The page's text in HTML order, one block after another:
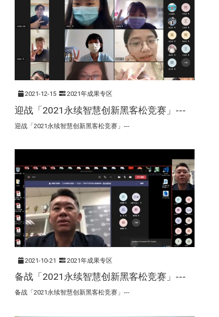
2021-12-15 2021年成果专区
迎战「2021永续智慧创新黑客松竞赛」---
迎战「2021永续智慧创新黑客松竞赛」---
2021-10-21 2021年成果专区
备战「2021永续智慧创新黑客松竞赛」---
备战「2021永续智慧创新黑客松竞赛」---